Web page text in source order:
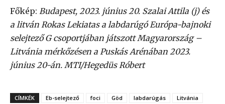
Főkép: Budapest, 2023. június 20. Szalai Attila (j) és
a litván Rokas Lekiatas a labdarúgó Európa-bajnoki
selejtező G csoportjában játszott Magyarország –
Litvánia mérkőzésen a Puskás Arénában 2023.
június 20-án. MTI/Hegedüs Róbert
CÍMKÉK Eb-selejtező foci Göd labdarúgás
Litvánia